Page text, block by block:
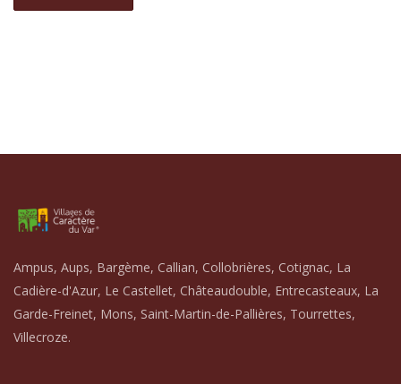
Ampus, Aups, Bargème, Callian, Collobrières, Cotignac, La
Cadière-d'Azur, Le Castellet, Châteaudouble, Entrecasteaux, La
Garde-Freinet, Mons, Saint-Martin-de-Pallières, Tourrettes,
Villecroze.